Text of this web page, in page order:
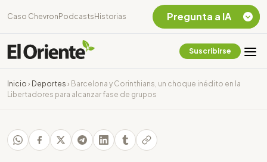
Caso Chevron Podcasts Historias
Suscribirse
Inicio › Deportes › Barcelona y Corinthians, un choque inédito en la
Libertadores para alcanzar fase de grupos
Pregunta a IA
Chevron Ecuador